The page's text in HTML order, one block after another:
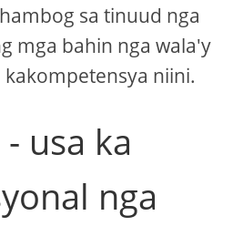
sa tinuud nga
mga bahin nga wala'y
kakompetensya niini.
usa ka
nga